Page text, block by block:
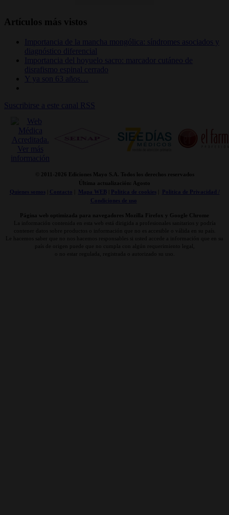
Artículos más vistos
Importancia de la mancha mongólica: síndromes asociados y
diagnóstico diferencial
Importancia del hoyuelo sacro: marcador cutáneo de
disrafismo espinal cerrado
Y ya son 63 años…
Suscribirse a este canal RSS
© 2011- 2026 Ediciones Mayo S.A. Todos los derechos reservados
Última actualización: Agosto
Quienes somos| Contacto Mapa WEB| Politica de cookies|
Politica de Privacidad /
Condiciones de uso
Página web optimizada para navegadores Mozilla Firefox y Google Chrome
La información contenida en esta web está dirigida a profesionales sanitarios y podría
contener datos sobre productos o información que no es accesible o válida en su país.
Le hacemos saber que no nos hacemos responsables si usted accede a información que en su
país de origen puede que no cumpla con algún requerimiento legal,
o no estar regulada, registrada o autorizado su uso.